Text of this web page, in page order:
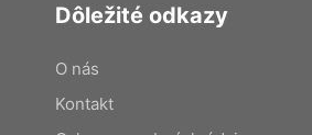
Dôležité odkazy
O nás
Kontakt